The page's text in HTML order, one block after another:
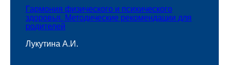
Гармония физического и психического
здоровья. Методические рекомендации для
родителей
Лукутина А.И.